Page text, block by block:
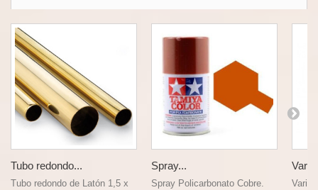
Tubo redondo...
Tubo redondo de Latón 1,5 x
Spray...
Spray Policarbonato Cobre.